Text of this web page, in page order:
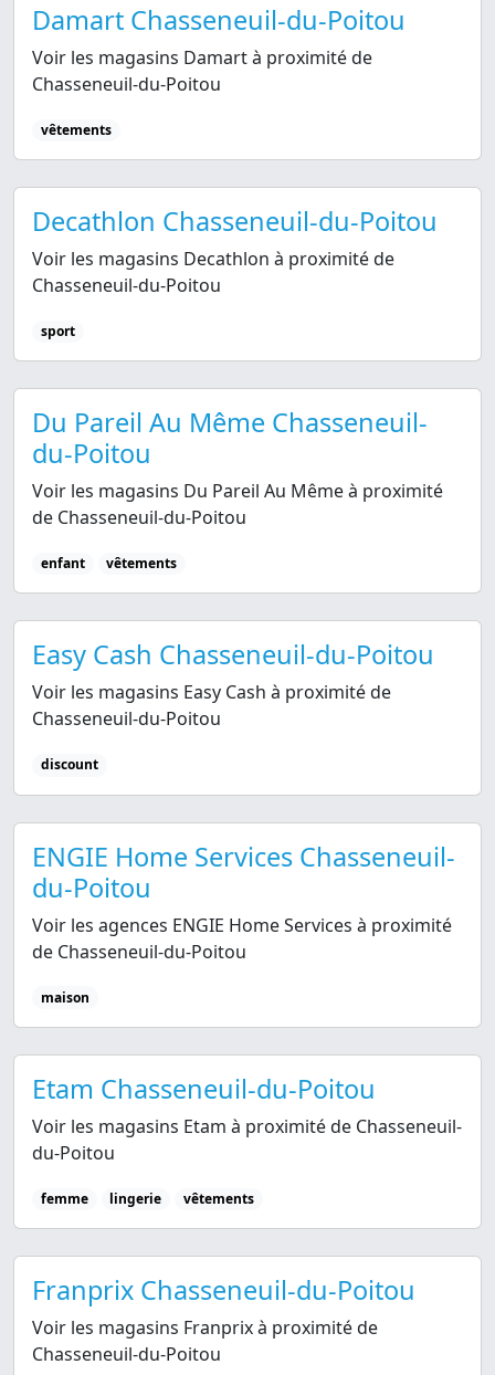
Damart Chasseneuil-du-Poitou
Voir les magasins Damart à proximité de
Chasseneuil-du-Poitou
vêtements
Decathlon Chasseneuil-du-Poitou
Voir les magasins Decathlon à proximité de
Chasseneuil-du-Poitou
sport
Du Pareil Au Même Chasseneuil-
du-Poitou
Voir les magasins Du Pareil Au Même à proximité
de Chasseneuil-du-Poitou
enfant vêtements
Easy Cash Chasseneuil-du-Poitou
Voir les magasins Easy Cash à proximité de
Chasseneuil-du-Poitou
discount
ENGIE Home Services Chasseneuil-
du-Poitou
Voir les agences ENGIE Home Services à proximité
de Chasseneuil-du-Poitou
maison
Etam Chasseneuil-du-Poitou
Voir les magasins Etam à proximité de Chasseneuil-
du-Poitou
femme lingerie vêtements
Franprix Chasseneuil-du-Poitou
Voir les magasins Franprix à proximité de
Chasseneuil-du-Poitou